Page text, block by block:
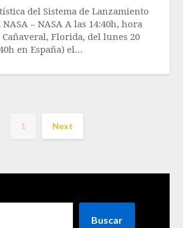
del Sistema de Lanzamiento
– NASA A las 14:40h, hora
Cañaveral, Florida, del lunes 20
en España) el…
1 Next
Buscar